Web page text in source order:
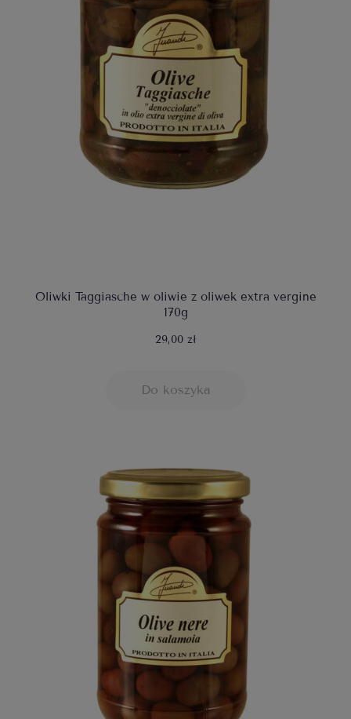
Oliwki Taggiasche w oliwie z oliwek extra vergine
170g
29,00 zł
Do koszyka